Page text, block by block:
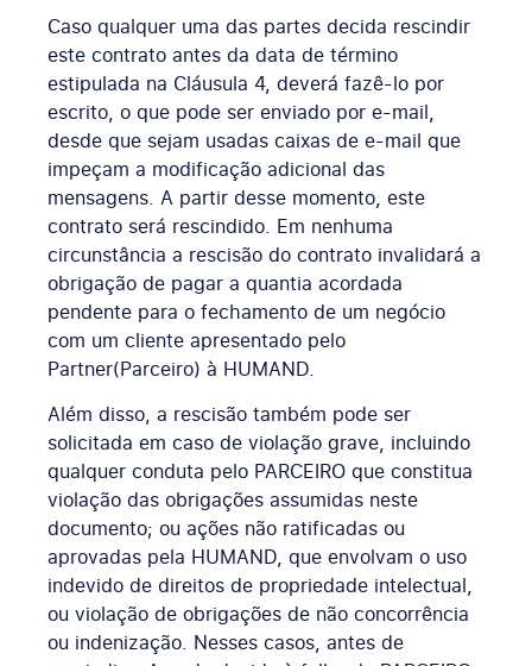
Caso qualquer uma das partes decida rescindir
este contrato antes da data de término
estipulada na Cláusula 4, deverá fazê-lo por
escrito, o que pode ser enviado por e-mail,
desde que sejam usadas caixas de e-mail que
impeçam a modificação adicional das
mensagens. A partir desse momento, este
contrato será rescindido. Em nenhuma
circunstância a rescisão do contrato invalidará a
obrigação de pagar a quantia acordada
pendente para o fechamento de um negócio
com um cliente apresentado pelo
Partner(Parceiro) à HUMAND.
Além disso, a rescisão também pode ser
solicitada em caso de violação grave, incluindo
qualquer conduta pelo PARCEIRO que constitua
violação das obrigações assumidas neste
documento; ou ações não ratificadas ou
aprovadas pela HUMAND, que envolvam o uso
indevido de direitos de propriedade intelectual,
ou violação de obrigações de não concorrência
ou indenização. Nesses casos, antes de